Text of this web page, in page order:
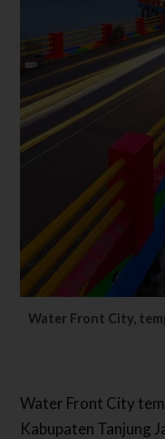
Water Front City,
Water Front City
Kabupaten Tanjung